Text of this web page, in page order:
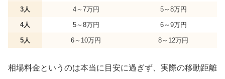
3人 4～7万円 5～8万円
4人 5～8万円 6～9万円
5人 6～10万円 8～12万円
相場料金というのは本当に目安に過ぎず、実際の移動距離